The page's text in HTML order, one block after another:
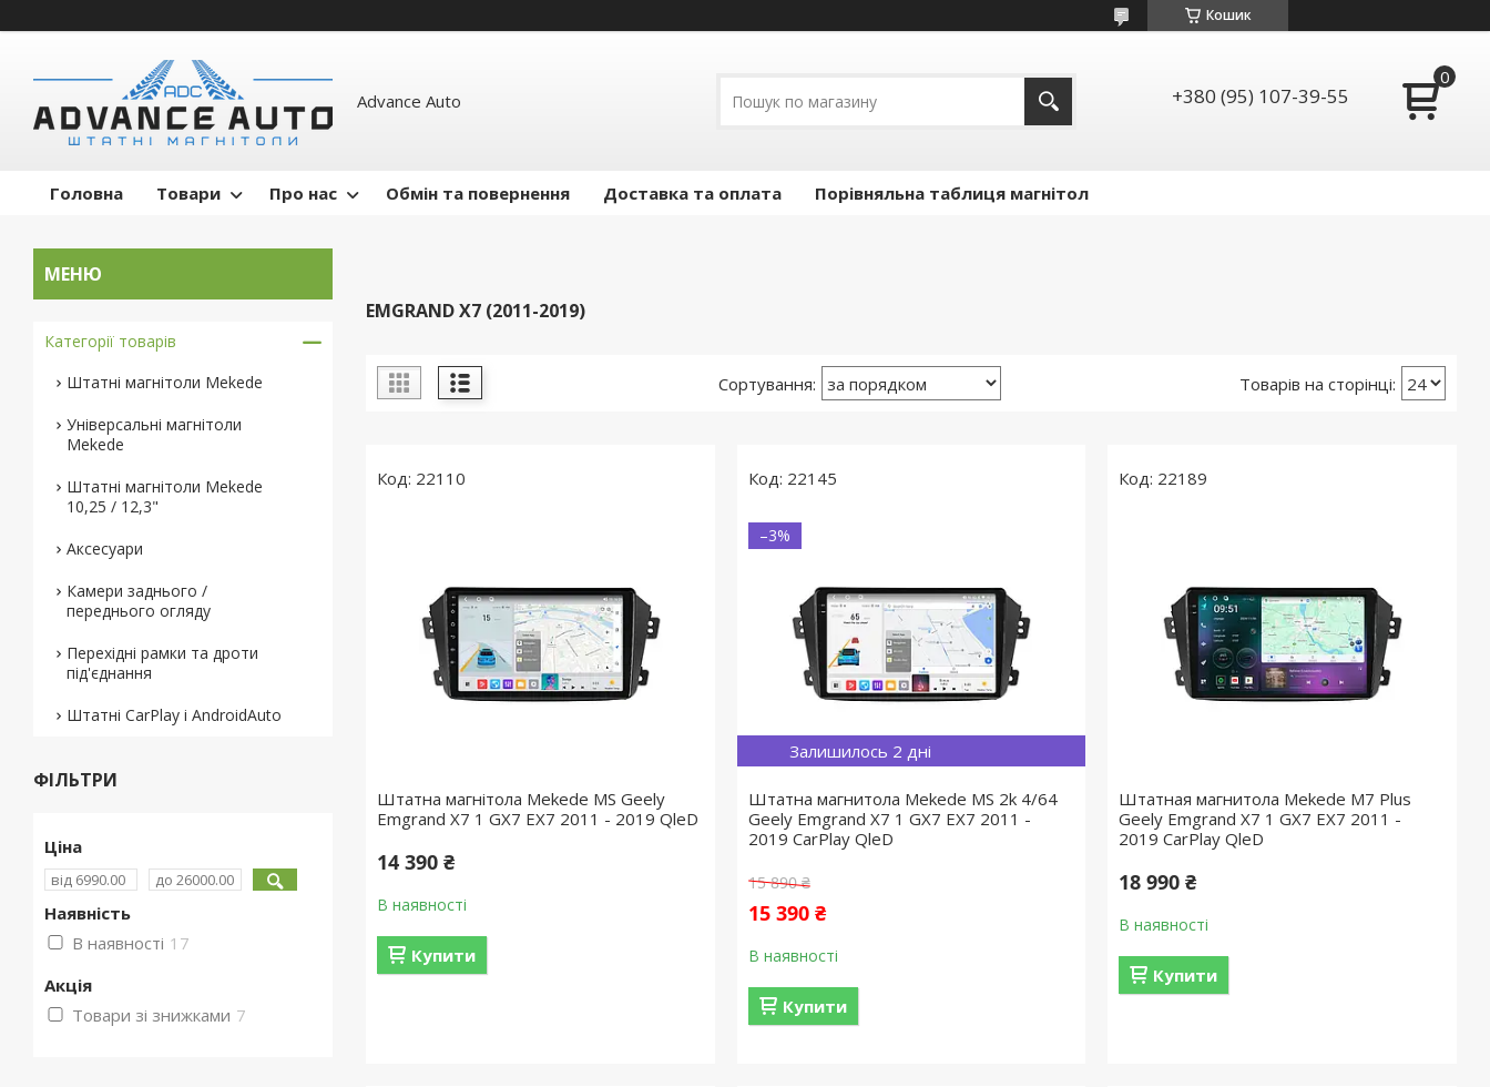
Кошик
Advance Auto +380 (95) 107-39-55
Головна Товари Про нас Обмін та повернення Доставка та оплата Порівняльна таблиця магнітол
EMGRAND X7 (2011-2019)
22110
Штатна магнітола Mekede MS Geely
Emgrand X7 1 GX7 EX7 2011 - 2019 QleD
14 390 ₴
В наявності
Купити
22145
Залишилось 2 дні
–3%
Штатна магнитола Mekede MS 2k 4/64
Geely Emgrand X7 1 GX7 EX7 2011 -
2019 CarPlay QleD
15 890 ₴
15 390 ₴
В наявності
Купити
22189
Штатная магнитола Mekede M7 Plus
Geely Emgrand X7 1 GX7 EX7 2011 -
2019 CarPlay QleD
18 990 ₴
В наявності
Купити
Категорії товарів
Штатні магнітоли Mekede
Універсальні магнітоли
Mekede
Штатні магнітоли Mekede
10,25 / 12,3"
Аксесуари
Камери заднього /
переднього огляду
Перехідні рамки та дроти
під'єднання
Штатні CarPlay і AndroidAuto
ФІЛЬТРИ
Ціна
Наявність
В наявності 17
Акція
Товари зі знижками 7